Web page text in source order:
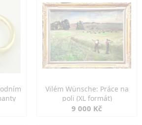
Vilém Wünsche: Práce na
poli (XL formát)
9 000 Kč